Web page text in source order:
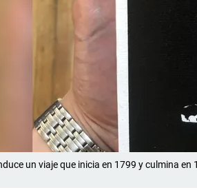
un viaje que inicia en 1799 y culmina